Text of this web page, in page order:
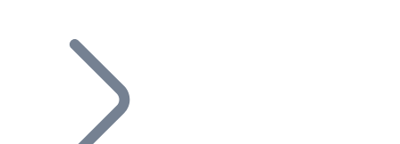
Ajoutez le token de votre projet à notre service